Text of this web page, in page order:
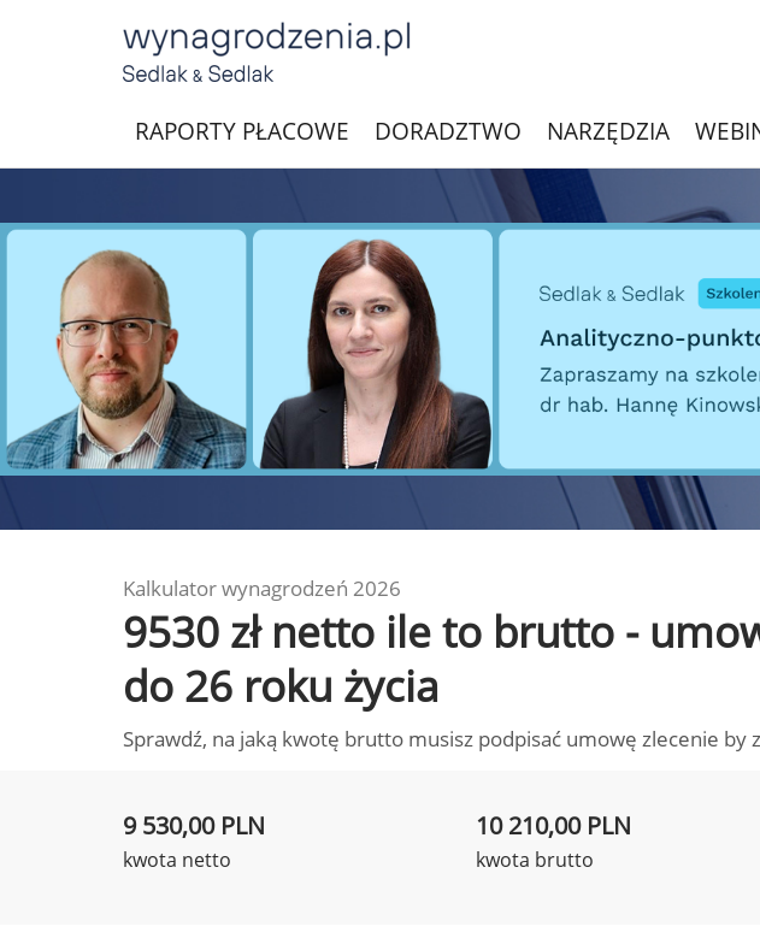
RAPORTY PŁACOWE DORADZTWO NARZĘDZIA
Kalkulator wynagrodzeń 2026
9530 zł netto ile to brutto -
do 26 roku życia
Sprawdź, na jaką kwotę brutto musisz podpisać umowę zlecenie by
9 530,00 PLN
kwota netto
10 210,00 PLN
kwota brutto